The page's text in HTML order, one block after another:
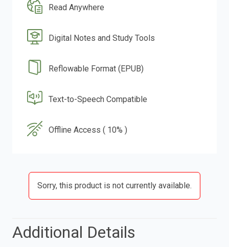
Read Anywhere
Digital Notes and Study Tools
Reflowable Format (EPUB)
Text-to-Speech Compatible
Offline Access ( 10% )
Sorry, this product is not currently available.
Additional Details